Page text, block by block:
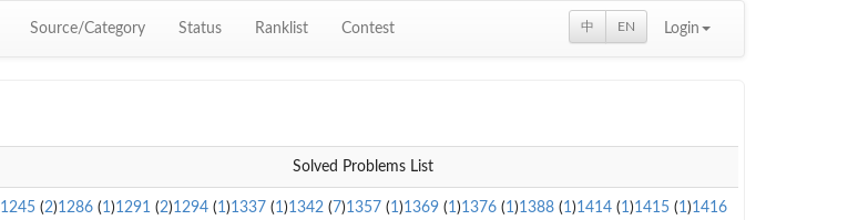
Source/Category Status Ranklist Contest Login
中 EN
Solved Problems List
1245 (2)1286 (1)1291 (2)1294 (1)1337 (1)1342 ( 7)1357 (1)1369 (1)1376 (1)1388 (1)1414 (1)1415 (1)1416